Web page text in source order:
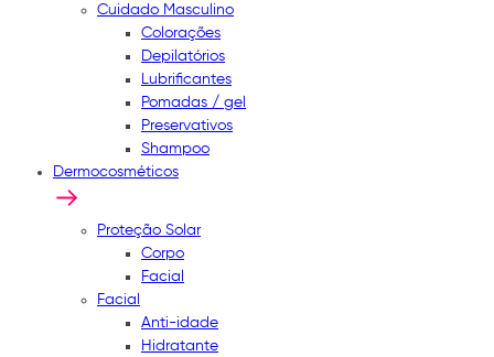
Cuidado Masculino
Colorações
Depilatórios
Lubrificantes
Pomadas / gel
Preservativos
Shampoo
Dermocosméticos
Proteção Solar
Corpo
Facial
Facial
Anti-idade
Hidratante